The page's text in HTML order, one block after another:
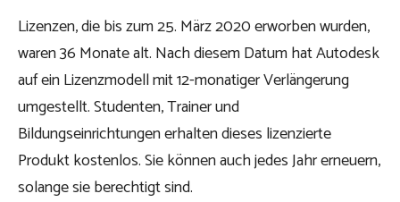
Lizenzen, die bis zum 25. März 2020 erworben wurden,
waren 36 Monate alt. Nach diesem Datum hat Autodesk
auf ein Lizenzmodell mit 12-monatiger Verlängerung
umgestellt. Studenten, Trainer und
Bildungseinrichtungen erhalten dieses lizenzierte
Produkt kostenlos. Sie können auch jedes Jahr erneuern,
solange sie berechtigt sind.